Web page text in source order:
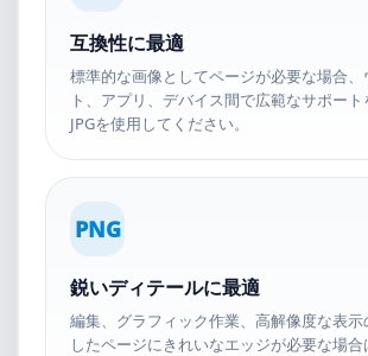
互換性に最適
標準的な画像としてページが必要な場合、
ト、アプリ、デバイス間で広範なサポー
JPGを使用してください。
PNG
鋭いディテールに最適
編集、グラフィック作業、高解像度な表示
したページにきれいなエッジが必要な場合